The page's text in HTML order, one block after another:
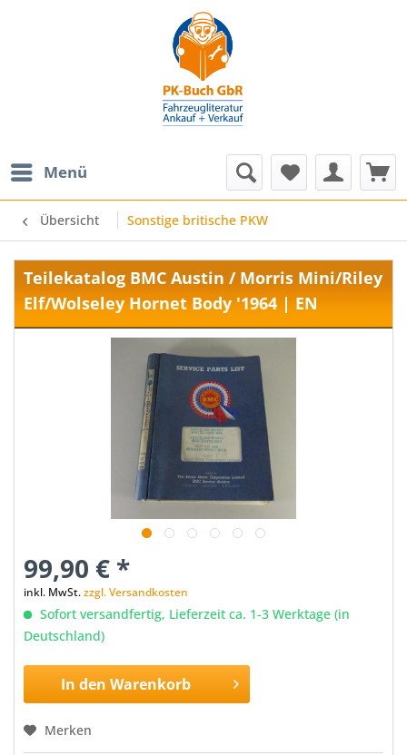
Menü
Übersicht Sonstige britische PKW
Teilekatalog BMC Austin / Morris Mini/Riley
Elf/Wolseley Hornet Body '1964 | EN
99,90 € *
inkl. MwSt.zzgl. Versandkosten
Sofort versandfertig, Lieferzeit ca. 1-3 Werktage (in
Deutschland)
In den Warenkorb
Merken